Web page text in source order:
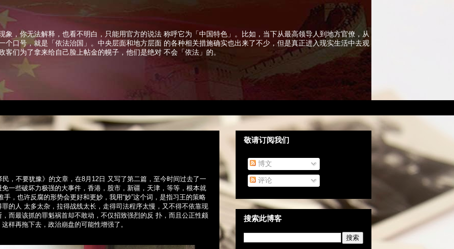
象，你无法解释，也看不明白，只能用官方的说法 称呼它为「中国特色」。比如，当下从最高领导人到地方官僚，从
个口号，就是「依法治国」。中央层面和地方层面 的各种相关措施确实也出来了不少，但是真正进入现实生活中去观
们为了拿来给自己脸上帖金的幌子，他们是绝对 不会「依法」的。
，不要犹豫》的文章，在8月 12 日 又写了第二篇，至今时间过去了一
一些破坏力极强的大事件，香港，股市，新疆，天津，等等，根本就
，也许反腐的形势会更好和更妙，我用“妙”这个词，是指习王的策略
的人 太多太杂，拉得战线太长，走得司法程序太慢，又不得不依靠现
而最该抓的罪魁祸首却不敢动，不仅招致强烈的反 扑，而且公正性颇
样再拖下去，政治崩盘的可能性增强了。
敬请订阅我们
博文
评论
搜索此博客